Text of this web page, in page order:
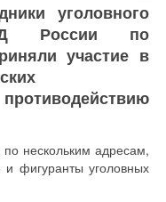
уголовного
России по
участие в
нескольким адресам,
фигуранты уголовных